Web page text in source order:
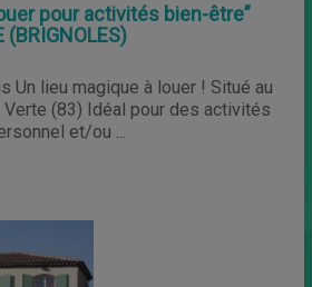
pour activités bien-être”
(BRIGNOLES)
Un lieu magique à louer ! Situé au
(83) Idéal pour des activités
et/ou ...